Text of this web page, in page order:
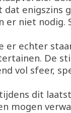
dat enigszins
er niet nodig.
er echter
De
vol sfeer,
dit
mogen